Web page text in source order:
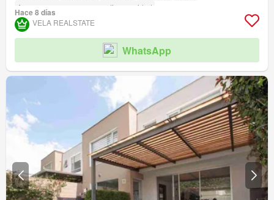
Acceso para personas con discapacidad
Hace 8 días
VELA REALSTATE
WhatsApp